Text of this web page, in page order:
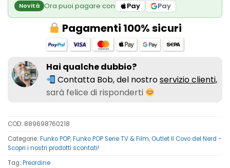
Novità Ora puoi pagare con Pay Pay
Pagamenti 100% sicuri
Hai qualche dubbio?
Contatta Bob, del nostroservizio clienti,
sarà felice di risponderti
COD: 889698760218
Categorie: Funko POP,Funko POP Serie TV & Film, Outlet Il Covo del Nerd -
Scopri i nostri prodotti scontati!
Tag: Preordine